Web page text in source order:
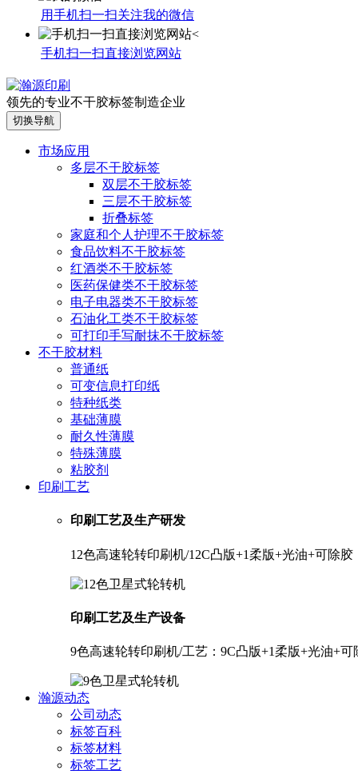
用手机扫一扫关注我的微信
手机扫一扫直接浏览网站
领先的专业不干胶标签制造企业
切换导航
市场应用
多层不干胶标签
双层不干胶标签
三层不干胶标签
折叠标签
家庭和个人护理不干胶标签
食品饮料不干胶标签
红酒类不干胶标签
医药保健类不干胶标签
电子电器类不干胶标签
石油化工类不干胶标签
可打印手写耐抹不干胶标签
不干胶材料
普通纸
可变信息打印纸
特种纸类
基础薄膜
耐久性薄膜
特殊薄膜
粘胶剂
印刷工艺
印刷工艺及生产研发
12色高速轮转印刷机/12C凸版+1柔版+光油+可除
印刷工艺及生产设备
9色高速轮转印刷机/工艺：9C凸版+1柔版+光油+
瀚源动态
公司动态
标签百科
标签材料
标签工艺